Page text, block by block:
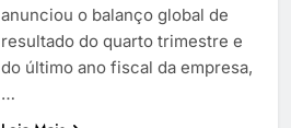
anunciou o balanço global de
resultado do quarto trimestre e
do último ano fiscal da empresa,
…